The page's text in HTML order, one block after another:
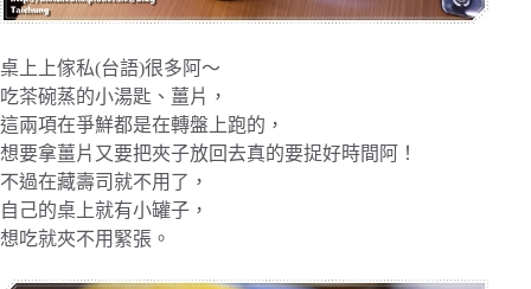
桌上上傢私(台語)很多阿～
吃茶碗蒸的小湯匙、薑片，
這兩項在爭鮮都是在轉盤上跑的，
想要拿薑片又要把夾子放回去真的要捉好時間阿！
不過在藏壽司就不用了，
自己的桌上就有小罐子，
想吃就夾不用緊張。